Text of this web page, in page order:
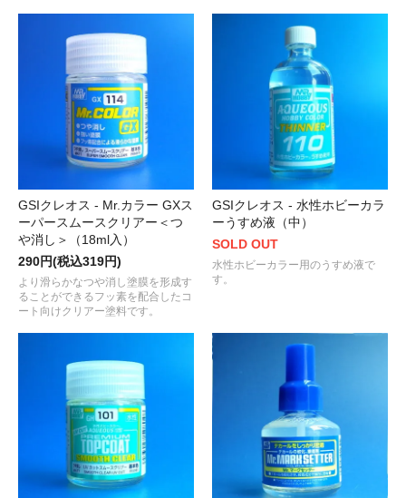
GSIクレオス - Mr.カラー GXス
ーパースムースクリアー＜つ
や消し＞（18ml入）
290円(税込319円)
より滑らかなつや消し塗膜を形成す
ることができるフッ素を配合したコ
ート向けクリアー塗料です。
GSIクレオス - 水性ホビーカラ
ーうすめ液（中）
SOLD OUT
水性ホビーカラー用のうすめ液で
す。